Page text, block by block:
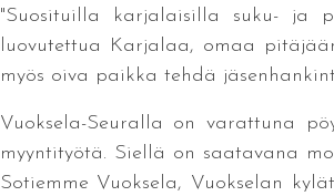
"Suosituilla karjalaisilla suku- ja
luovutettua Karjalaa, omaa
myös oiva paikka tehdä
Vuoksela-Seuralla on varattuna
myyntityötä. Siellä on saatavana
Sotiemme Vuoksela, Vuokselan